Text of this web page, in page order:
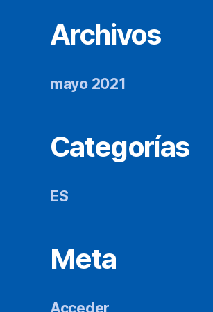
Archivos
mayo 2021
Categorías
ES
Meta
Acceder